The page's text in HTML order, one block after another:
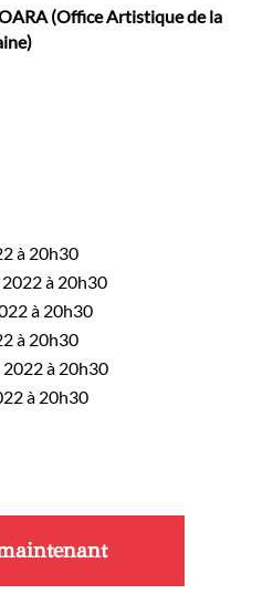
(Office Artistique de la
à 20h30
à 20h30
à 20h30
à 20h30
à 20h30
à 20h30